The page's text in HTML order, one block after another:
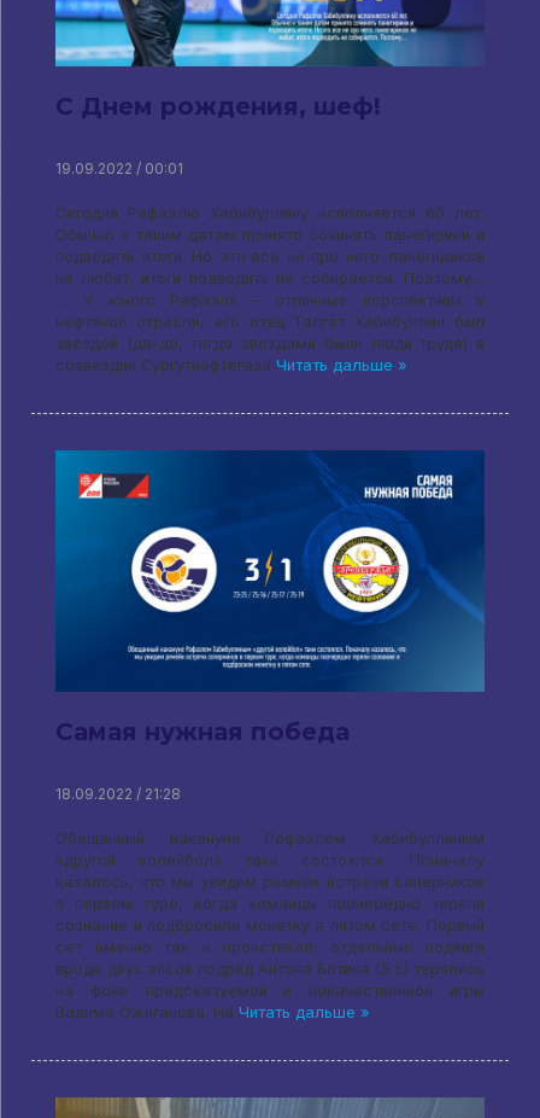
С Днем рождения, шеф!
19.09.2022 / 00:01
Сегодня Рафаэлю Хабибуллину исполняется 60 лет.
Обычно к таким датам принято сочинять панегирики и
подводить итоги. Но это все не про него: панегириков
не любит, итоги подводить не собирается. Поэтому…
… У юного Рафаэля ­– отличные перспективы в
нефтяной отрасли, его отец Талгат Хабибуллин был
звездой (да-да, тогда звездами были люди труда) в
созвездии Сургутнефтегаза Читать дальше »
Самая нужная победа
18.09.2022 / 21:28
Обещанный накануне Рафаэлем Хабибуллиным
«другой волейбол» таки состоялся. Поначалу
казалось, что мы увидим ремейк встречи соперников
в первом туре, когда команды поочередно теряли
сознание и подбросили монетку в пятом сете. Первый
сет именно так и проистекал: отдельные подвиги
вроде двух эйсов подряд Антона Ботина (5:5) терялись
на фоне предсказуемой и некачественной игры
Вадима Ожиганова. На Читать дальше »